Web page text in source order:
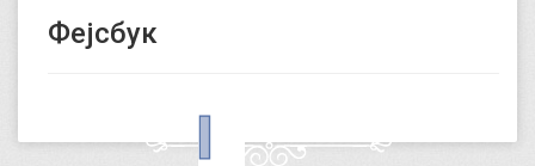
Фејсбук